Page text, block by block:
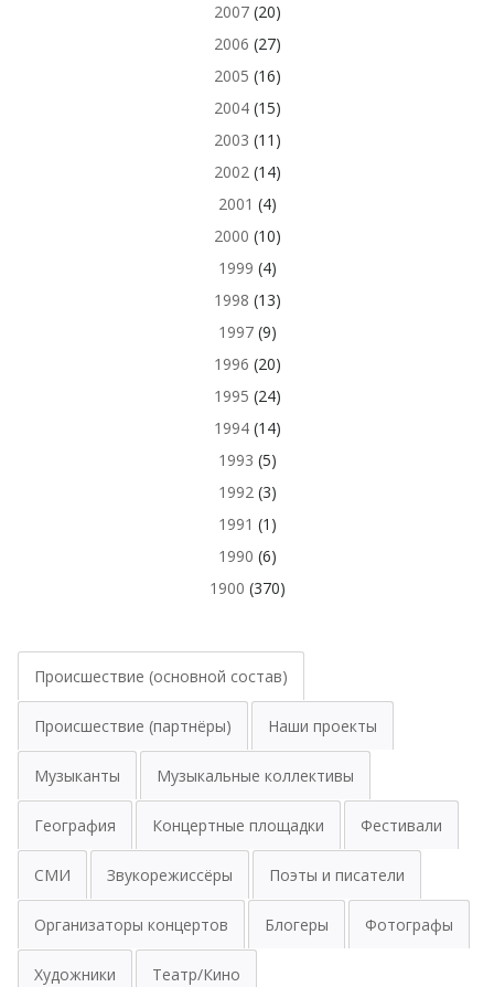
2007(20)
2006 (27)
2005 (16)
2004(15)
2003 (11)
2002(14)
2001 (4)
2000 (10)
1999 (4)
1998 (13)
1997(9)
1996 (20)
1995 (24)
1994(14)
1993 (5)
1992(3)
1991 (1)
1990 (6)
1900 (370)
Происшествие (основной состав)
Происшествие (партнёры) Наши проекты
Музыканты Музыкальные коллективы
География Концертные площадки Фестивали
СМИ Звукорежиссёры Поэты и писатели
Организаторы концертов Блогеры Фотографы
Художники Театр/Кино